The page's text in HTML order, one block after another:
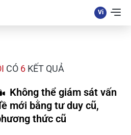
CÓ 6 KẾT QUẢ
Không thể giám sát vấn
mới bằng tư duy cũ,
thức cũ